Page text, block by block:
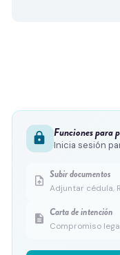
lock Funciones para
Inicia sesión
upload_file Subir documentos
Adjuntar cédula,
description Carta de intención
Compromiso